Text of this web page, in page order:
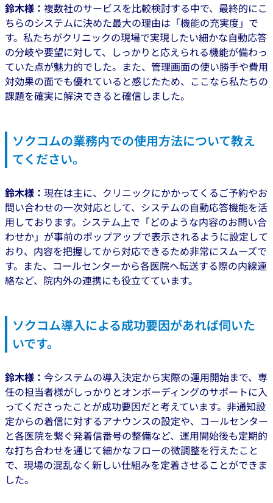
鈴木様： 複数社のサービスを比較検討する中で、最終的にこ
ちらのシステムに決めた最大の理由は「機能の充実度」で
す。私たちがクリニックの現場で実現したい細かな自動応答
の分岐や要望に対して、しっかりと応えられる機能が備わっ
ていた点が魅力的でした。また、管理画面の使い勝手や費用
対効果の面でも優れていると感じたため、ここなら私たちの
課題を確実に解決できると確信しました。
ソクコムの業務内での使用方法について教え
てください。
鈴木様： 現在は主に、クリニックにかかってくるご予約やお
問い合わせの一次対応として、システムの自動応答機能を活
用しております。システム上で「どのような内容のお問い合
わせか」が事前のポップアップで表示されるように設定して
おり、内容を把握してから対応できるため非常にスムーズで
す。また、コールセンターから各医院へ転送する際の内線連
絡など、院内外の連携にも役立てています。
ソクコム導入による成功要因があれば伺いた
いです。
鈴木様： 今システムの導入決定から実際の運用開始まで、専
任の担当者様がしっかりとオンボーディングのサポートに入
ってくださったことが成功要因だと考えています。非通知設
定からの着信に対するアナウンスの設定や、コールセンター
と各医院を繋ぐ発着信番号の整備など、運用開始後も定期的
な打ち合わせを通じて細かなフローの微調整を行えたこと
で、現場の混乱なく新しい仕組みを定着させることができま
した。